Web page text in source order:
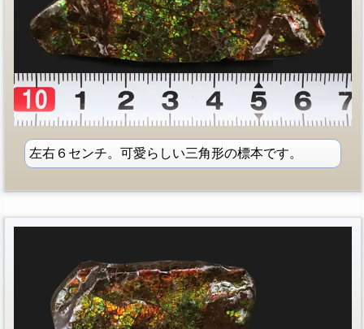
左右６センチ。可愛らしい三角形の標本です。